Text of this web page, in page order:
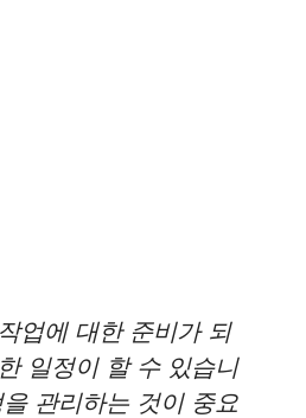
업에 대한 준비가 되
일정이 할 수 있습니
관리하는 것이 중요